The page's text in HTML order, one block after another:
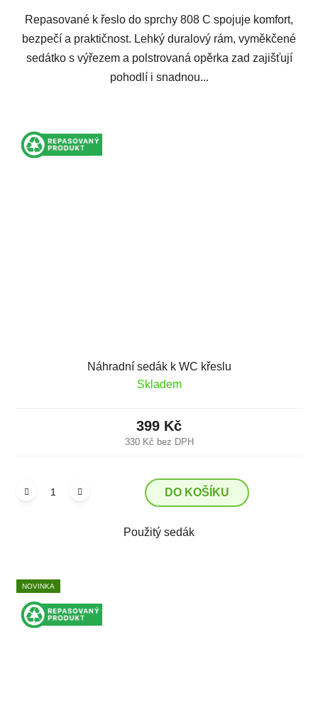
Repasované k řeslo do sprchy 808 C spojuje komfort,
bezpečí a praktičnost. Lehký duralový rám, vyměkčené
sedátko s výřezem a polstrovaná opěrka zad zajišťují
pohodlí i snadnou...
Náhradní sedák k WC křeslu
Skladem
330 Kč bez DPH
399 Kč
DO KOŠÍKU
Použitý sedák
NOVINKA